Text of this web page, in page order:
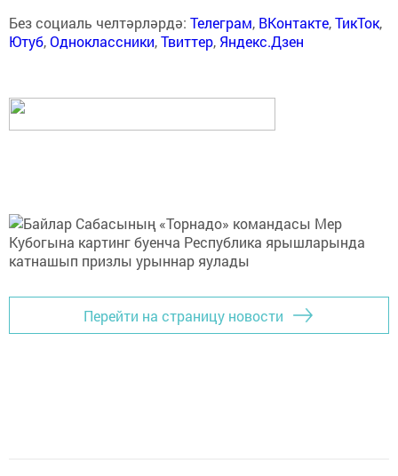
Без социаль челтәрләрдә: Телеграм, ВКонтакте,ТикТок,
Ютуб,Одноклассники,Твиттер, Яндекс.Дзен
Перейти на страницу новости